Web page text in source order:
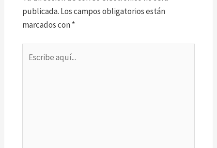
publicada. Los campos obligatorios están
marcados con*
aquí...